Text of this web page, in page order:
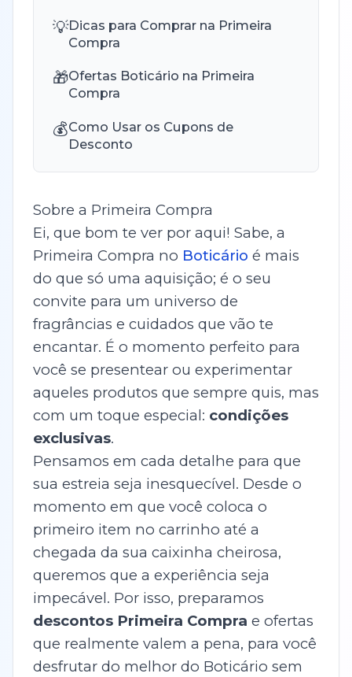
💡Dicas para Comprar na Primeira
Compra
🎁Ofertas Boticário na Primeira
Compra
💰Como Usar os Cupons de
Desconto
Sobre a Primeira Compra
Ei, que bom te ver por aqui! Sabe, a
Primeira Compra no Boticário é mais
do que só uma aquisição; é o seu
convite para um universo de
fragrâncias e cuidados que vão te
encantar. É o momento perfeito para
você se presentear ou experimentar
aqueles produtos que sempre quis, mas
com um toque especial: condições
exclusivas.
Pensamos em cada detalhe para que
sua estreia seja inesquecível. Desde o
momento em que você coloca o
primeiro item no carrinho até a
chegada da sua caixinha cheirosa,
queremos que a experiência seja
impecável. Por isso, preparamos
descontos Primeira Compra e ofertas
que realmente valem a pena, para você
desfrutar do melhor do Boticário sem